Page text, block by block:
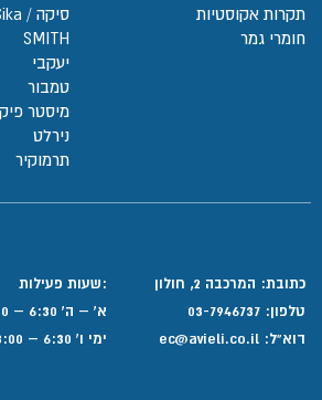
תקרות אקוסטיות
חומרי גמר
סיקה / Sika
SMITH
יעקבי
טמבור
מיסטר
נירלט
תרמוקיר
כתובת: המרכבה 2, חולון
טלפון: 03-7946737
דוא”ל:
:שעות פעילות
א' – ה' 6:30 – 17:00
ימי ו' 6:30 – 13:00